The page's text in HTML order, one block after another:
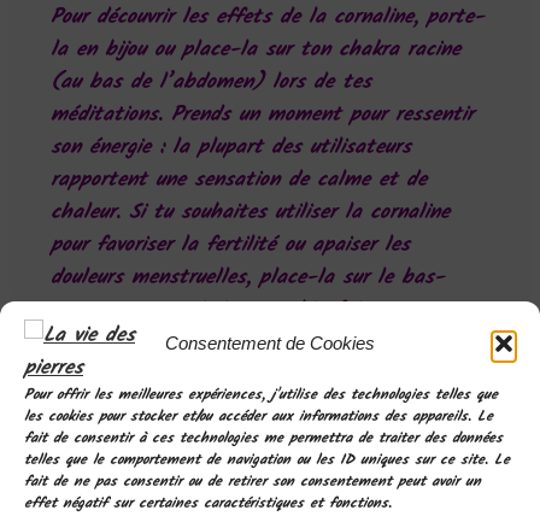
Consentement de Cookies
Pour offrir les meilleures expériences, j'utilise des technologies telles que
les cookies pour stocker et/ou accéder aux informations des appareils. Le
fait de consentir à ces technologies me permettra de traiter des données
telles que le comportement de navigation ou les ID uniques sur ce site. Le
fait de ne pas consentir ou de retirer son consentement peut avoir un
effet négatif sur certaines caractéristiques et fonctions.
Pour découvrir les effets de la cornaline, porte-
la en bijou ou place-la sur ton chakra racine
(au bas de l’abdomen) lors de tes
méditations. Prends un moment pour ressentir
son énergie : la plupart des utilisateurs
rapportent une sensation de calme et de
chaleur. Si tu souhaites utiliser la cornaline
pour favoriser la fertilité ou apaiser les
douleurs menstruelles, place-la sur le bas-
ventre pour maximiser ses bienfaits.